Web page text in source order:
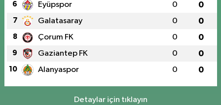
6 Eyüpspor 0 0
7 Galatasaray 0 0
8 Çorum FK 0 0
9 Gaziantep FK 0 0
10 Alanyaspor 0 0
Detaylar için tıklayın